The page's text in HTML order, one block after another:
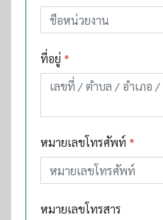
ที่อยู่ *
หมายเลขโทรศัพท์ *
หมายเลขโทรสาร